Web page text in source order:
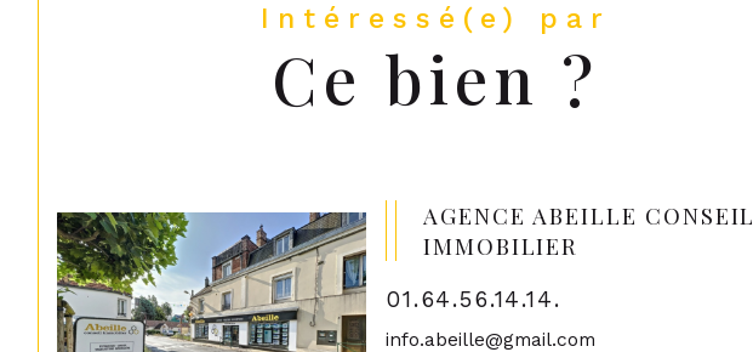
Intéressé(e) par
Ce bien ?
AGENCE ABEILLE CONSEIL
IMMOBILIER
01.64.56.14.14.
info.abeille@gmail.com